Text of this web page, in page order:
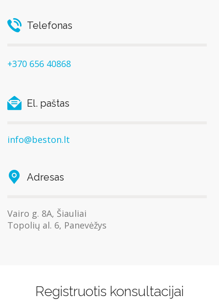
Telefonas
+370 656 40868
El. paštas
info@beston.lt
Adresas
Vairo g. 8A, Šiauliai
Topolių al. 6, Panevėžys
Registruotis konsultacijai